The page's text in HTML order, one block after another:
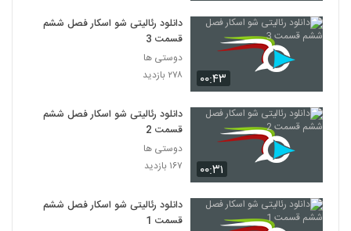
۰۰:۴۳
دانلود رئالیتی شو اسکار فصل ششم
قسمت 3
دوستی ها
۲۷۸ بازدید
۰۰:۳۱
دانلود رئالیتی شو اسکار فصل ششم
قسمت 2
دوستی ها
۱۶۷ بازدید
دانلود رئالیتی شو اسکار فصل ششم
قسمت 1